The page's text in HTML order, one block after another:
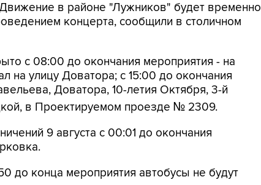
Движение в районе "Лужников" будет временно
концерта, сообщили в столичном
с 08:00 до окончания мероприятия - на
на улицу Доватора; с 15:00 до окончания
Доватора, 10-летия Октября, 3-й
в Проектируемом проезде № 2309.
9 августа с 00:01 до окончания
до конца мероприятия автобусы не будут